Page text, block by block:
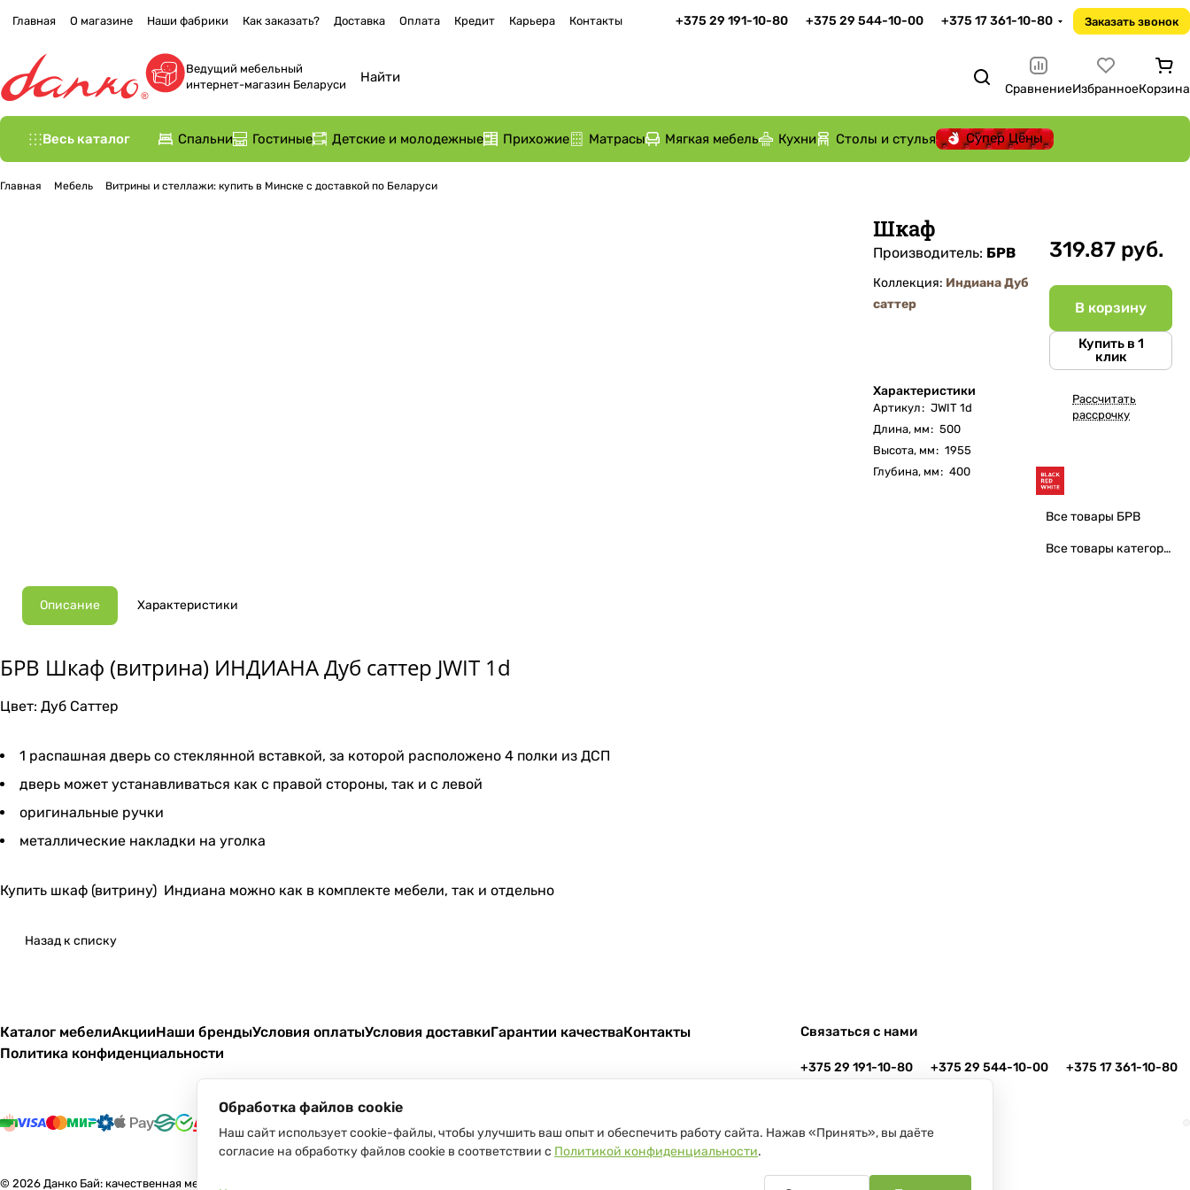
Главная О магазине Наши фабрики Как заказать? Доставка Оплата Кредит Карьера Контакты +375 29 191-10-80 +375 29 544-10-00 +375 17 361-10-80 Заказать звонок
Ведущий мебельный
интернет-магазин Беларуси
СравнениеИзбранноеКорзина
Весь каталог Спальни Гостиные Детские и молодежные Прихожие Матрасы Мягкая мебель Кухни Столы и стулья Супер Цены
Главная Мебель Витрины и стеллажи: купить в Минске с доставкой по Беларуси
Шкаф
Производитель: БРВ
Коллекция: Индиана Дуб
саттер
Характеристики
Артикул: JWIT 1d
Длина, мм: 500
Высота, мм: 1955
Глубина, мм: 400
319.87 руб.
В корзину
Купить в 1
клик
Рассчитать
рассрочку
Все товары БРВ
Все товары категории
Описание Характеристики
БРВ Шкаф (витрина) ИНДИАНА Дуб саттер JWIT 1d
Цвет: Дуб Саттер
1 распашная дверь со стеклянной вставкой, за которой расположено 4 полки из ДСП
дверь может устанавливаться как с правой стороны, так и с левой
оригинальные ручки
металлические накладки на уголка
Купить шкаф (витрину) Индиана можно как в комплекте мебели, так и отдельно
Назад к списку
Каталог мебелиАкцииНаши брендыУсловия оплатыУсловия доставкиГарантии качестваКонтакты
Политика конфиденциальности
Связаться с нами
+375 29 191-10-80 +375 29 544-10-00
+375 17 361-10-80
© 2026 Данко Бай: качественная мебель с оперативной доставкой по Беларуси
Обработка файлов cookie
Наш сайт использует cookie-файлы, чтобы улучшить ваш опыт и обеспечить работу сайта. Нажав «Принять», вы даёте
согласие на обработку файлов cookie в соответствии с Политикой конфиденциальности.